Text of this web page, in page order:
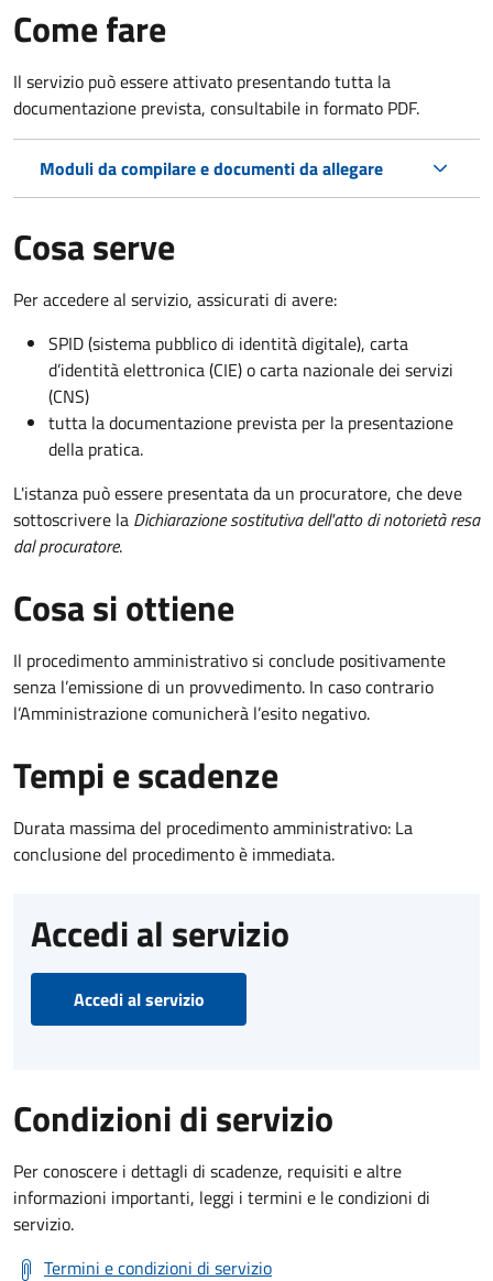
Come fare
Il servizio può essere attivato presentando tutta la
documentazione prevista, consultabile in formato PDF.
Moduli da compilare e documenti da allegare
Cosa serve
Per accedere al servizio, assicurati di avere:
SPID (sistema pubblico di identità digitale), carta
d’identità elettronica (CIE) o carta nazionale dei servizi
(CNS)
tutta la documentazione prevista per la presentazione
della pratica.
L'istanza può essere presentata da un procuratore, che deve
sottoscrivere la Dichiarazione sostitutiva dell'atto di notorietà resa
dal procuratore.
Cosa si ottiene
Il procedimento amministrativo si conclude positivamente
senza l’emissione di un provvedimento. In caso contrario
l’Amministrazione comunicherà l’esito negativo.
Tempi e scadenze
Durata massima del procedimento amministrativo: La
conclusione del procedimento è immediata.
Accedi al servizio
Accedi al servizio
Condizioni di servizio
Per conoscere i dettagli di scadenze, requisiti e altre
informazioni importanti, leggi i termini e le condizioni di
servizio.
Termini e condizioni di servizio